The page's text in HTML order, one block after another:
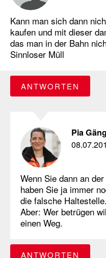
Kann man sich dann
kaufen und mit dieser
das man in der Bahn
Sinnloser Müll
ANTWORTEN
Pia
Wenn Sie dann an
haben Sie ja immer
die falsche
Aber: Wer betrügen
einen Weg.
ANTWORTEN